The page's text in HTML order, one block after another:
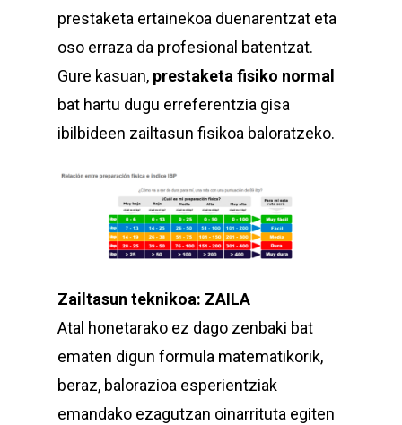
prestaketa ertainekoa duenarentzat eta
oso erraza da profesional batentzat.
Gure kasuan, prestaketa fisiko normal
bat hartu dugu erreferentzia gisa
ibilbideen zailtasun fisikoa baloratzeko.
Zailtasun teknikoa: ZAILA
Atal honetarako ez dago zenbaki bat
ematen digun formula matematikorik,
beraz, balorazioa esperientziak
emandako ezagutzan oinarrituta egiten